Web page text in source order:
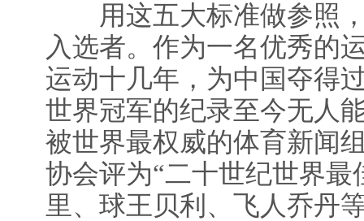
用这五大标准做参照，
入选者。作为一名优秀的
运动十几年，为中国夺得
世界冠军的纪录至今无人
被世界最权威的体育新
协会评为“二十世纪世界最
里、球王贝利、飞人乔丹